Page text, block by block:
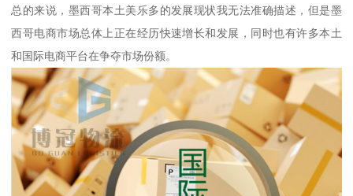
总的来说，墨西哥本土美乐多的发展现状我无法准确描述，但是墨
西哥电商市场总体上正在经历快速增长和发展，同时也有许多本土
和国际电商平台在争夺市场份额。